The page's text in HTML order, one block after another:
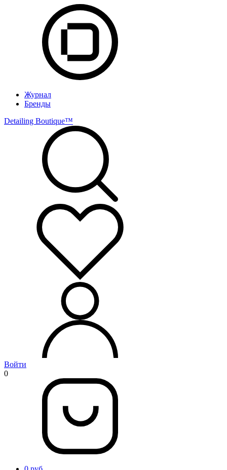
Журнал
Бренды
Detailing Boutique™️
Войти
0